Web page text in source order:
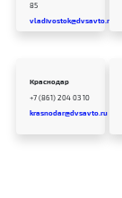
85
vladivostok@dvsavto.ru
Краснодар
+7 (861) 204 03 10
krasnodar@dvsavto.ru